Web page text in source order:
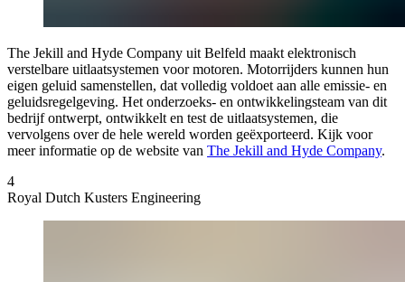
The Jekill and Hyde Company uit Belfeld maakt elektronisch
verstelbare uitlaatsystemen voor motoren. Motorrijders kunnen hun
eigen geluid samenstellen, dat volledig voldoet aan alle emissie- en
geluidsregelgeving. Het onderzoeks- en ontwikkelingsteam van dit
bedrijf ontwerpt, ontwikkelt en test de uitlaatsystemen, die
vervolgens over de hele wereld worden geëxporteerd. Kijk voor
meer informatie op de website van The Jekill and Hyde Company.
4
Royal Dutch Kusters Engineering